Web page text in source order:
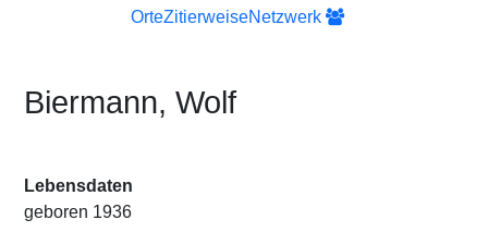
OrteZitierweiseNetzwerk
Biermann, Wolf
Lebensdaten
geboren 1936